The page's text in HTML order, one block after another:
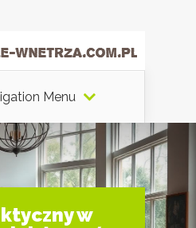
Menu
w